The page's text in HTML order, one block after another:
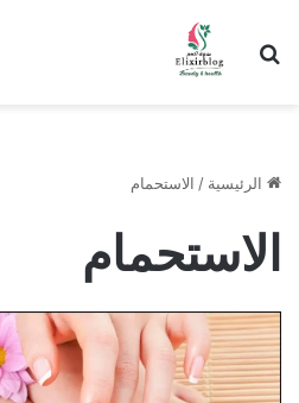
ابحث عن
الرئيسية / الاستحمام
الاستحمام